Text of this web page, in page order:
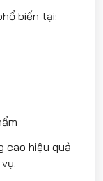
biến tại:
cao hiệu quả